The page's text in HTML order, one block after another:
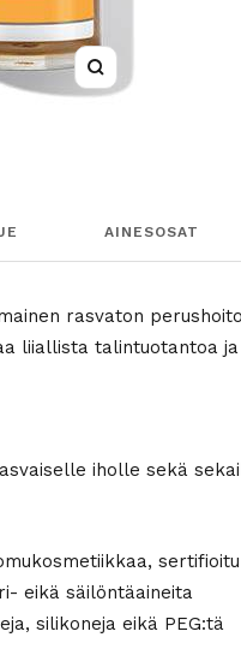
Suurenna
AINESOSAT
rasvaton
liiallista talintuotantoa
iholle sekä
eikä säilöntäaineita
silikoneja eikä PEG:tä